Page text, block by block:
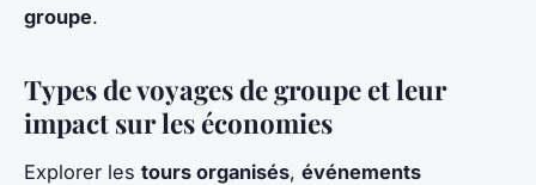
groupe.
Types de voyages de groupe et leur
impact sur les économies
Explorer les tours organisés, événements